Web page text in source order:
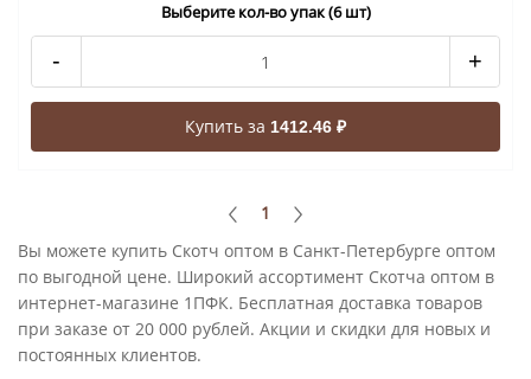
Выберите кол-во упак (6 шт)
- +
Купить за 1412.46 ₽
1
Вы можете купить Скотч оптом в Санкт-Петербурге оптом
по выгодной цене. Широкий ассортимент Скотча оптом в
интернет-магазине 1ПФК. Бесплатная доставка товаров
при заказе от 20 000 рублей. Акции и скидки для новых и
постоянных клиентов.